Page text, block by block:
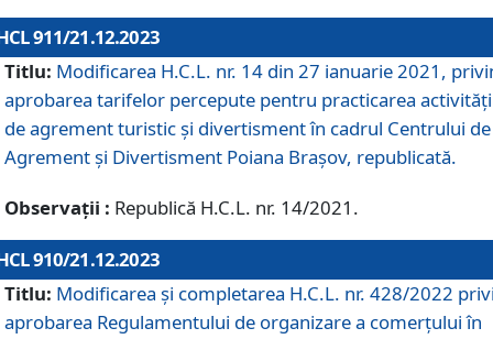
911/21.12.2023
Titlu: Modificarea H.C.L. nr. 14 din 27 ianuarie 2021,
aprobarea tarifelor percepute pentru practicarea
de agrement turistic și divertisment în cadrul Centrului de
Agrement și Divertisment Poiana Brașov, republicată.
Observații : Republică H.C.L. nr. 14/2021.
910/21.12.2023
Titlu: Modificarea și completarea H.C.L. nr. 428/2022
aprobarea Regulamentului de organizare a comerțului în